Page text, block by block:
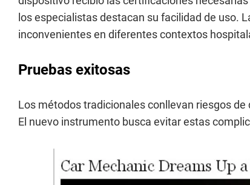
los especialistas destacan su facilidad de uso.
inconvenientes en diferentes contextos
Pruebas exitosas
Los métodos tradicionales conllevan riesgos
El nuevo instrumento busca evitar estas